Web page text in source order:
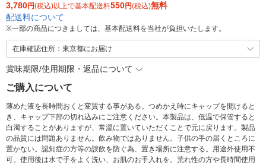
3,780円(税込)以上で基本配送料550円(税込)無料
配送料について
※一部の商品につきましては、基本配送料を当社が負担いたします。
在庫確認住所：東京都にお届け
賞味期限/使用期限・返品について
ご購入について
薄めた液を長時間おくと変質する事がある。つめかえ時にキャップを開けると
き、キャップ下部の切れ込みにご注意ください。本製品は、低温で保管すると
白濁することがありますが、常温に置いていただくことで元に戻ります。製品
の品質には問題ありません。飲み物ではありません。子供の手の届くところに
置かない。認知症の方等の誤飲を防ぐ為、置き場所に注意する。用途外使用不
可。使用後は水で手をよく洗い、お肌のお手入れを。荒れ性の方や長時間使用